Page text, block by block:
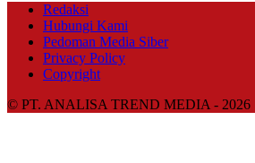
Redaksi
Hubungi Kami
Pedoman Media Siber
Privacy Policy
Copyright
© PT. ANALISA TREND MEDIA - 2026